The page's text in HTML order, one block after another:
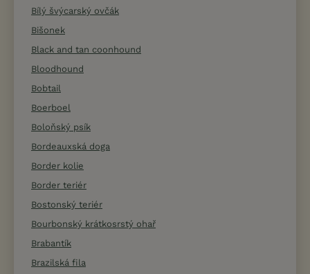
Bílý švýcarský ovčák
Bišonek
Black and tan coonhound
Bloodhound
Bobtail
Boerboel
Boloňský psík
Bordeauxská doga
Border kolie
Border teriér
Bostonský teriér
Bourbonský krátkosrstý ohař
Brabantík
Brazilská fila